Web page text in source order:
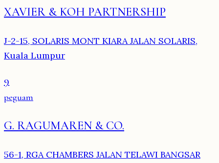
XAVIER & KOH PARTNERSHIP
J-2-15, SOLARIS MONT KIARA JALAN SOLARIS,
Kuala Lumpur
9
peguam
G. RAGUMAREN & CO.
56-1, RGA CHAMBERS JALAN TELAWI BANGSAR